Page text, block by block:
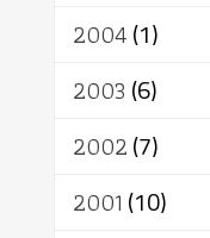
2004(1)
2003 (6)
2002(7)
2001 (10)